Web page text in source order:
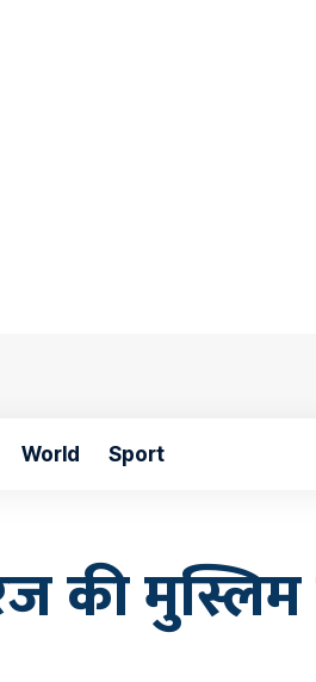
World Sport
की मुस्लिम